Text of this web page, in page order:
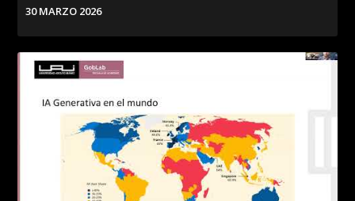
30 MARZO 2026
VER